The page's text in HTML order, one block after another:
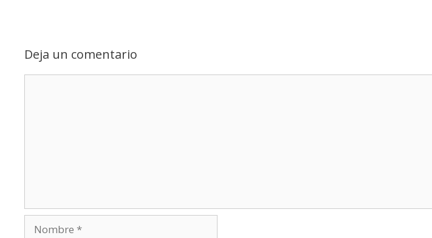
Deja un comentario